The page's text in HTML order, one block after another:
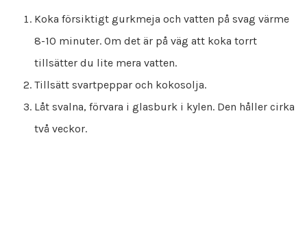
Koka försiktigt gurkmeja och vatten på svag värme
8-10 minuter. Om det är på väg att koka torrt
tillsätter du lite mera vatten.
Tillsätt svartpeppar och kokosolja.
Låt svalna, förvara i glasburk i kylen. Den håller cirka
två veckor.